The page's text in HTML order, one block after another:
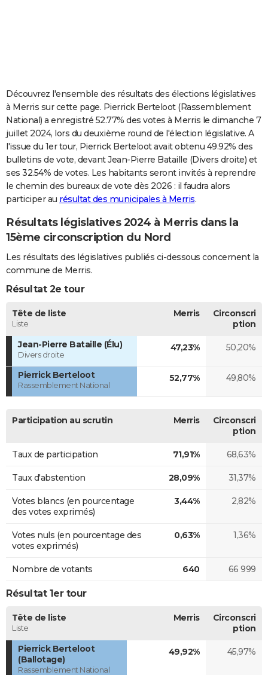
Carte de Noël
Carte Bonne année
Carte Saint-Valentin
Carte Pâques
Carte d'anniversaire
DICTIONNAIRE
Dictionnaire
Biographies
Citations
Expressions
Proverbes
PROGRAMME TV
COPAINS D'AVANT
S'inscrire
Se connecter
Lycées
Collèges
Primaires
Universités
Entreprises
Service militaire
Avis de recherche
AVIS DE DÉCÈS
Découvrez l'ensemble des résultats des élections législatives
à Merris sur cette page. Pierrick Berteloot (Rassemblement
National) a enregistré 52.77% des votes à Merris le dimanche 7
juillet 2024, lors du deuxième round de l'élection législative. A
l'issue du 1er tour, Pierrick Berteloot avait obtenu 49.92% des
bulletins de vote, devant Jean-Pierre Bataille (Divers droite) et
ses 32.54% de votes. Les habitants seront invités à reprendre
le chemin des bureaux de vote dès 2026 : il faudra alors
participer au résultat des municipales à Merris.
Résultats législatives 2024 à Merris dans la
15ème circonscription du Nord
Les résultats des législatives publiés ci-dessous concernent la
commune de Merris.
Résultat 2e tour
Tête de liste
Liste
Merris
Circonscri
ption
Jean-Pierre Bataille (Élu)
Divers droite
47,23% 50,20%
Pierrick Berteloot
Rassemblement National
52,77% 49,80%
Participation au scrutin Merris
Circonscri
ption
Taux de participation 71,91% 68,63%
Taux d'abstention 28,09% 31,37%
Votes blancs (en pourcentage
des votes exprimés)
3,44% 2,82%
Votes nuls (en pourcentage des
votes exprimés)
0,63% 1,36%
Nombre de votants 640 66 999
Résultat 1er tour
Tête de liste
Liste
Merris
Circonscri
ption
Pierrick Berteloot
(Ballotage)
Rassemblement National
49,92% 45,97%